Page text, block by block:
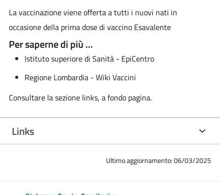
La vaccinazione viene offerta a tutti i nuovi nati in
occasione della prima dose di vaccino Esavalente
Per saperne di più ...
Istituto superiore di Sanità - EpiCentro
Regione Lombardia - Wiki Vaccini
Consultare la sezione links, a fondo pagina.
Links
Ultimo aggiornamento: 06/03/2025